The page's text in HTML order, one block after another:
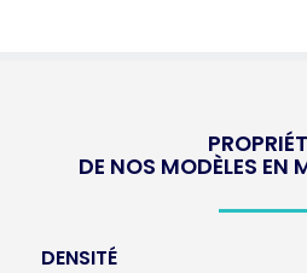
DE NOS MODÈLES EN
DENSITÉ